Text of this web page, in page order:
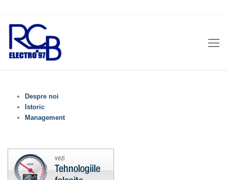
Sari
conținut
Despre noi
Istoric
Management